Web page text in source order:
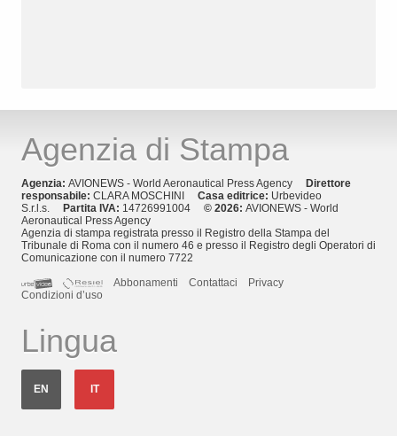
Agenzia di Stampa
Agenzia: AVIONEWS - World Aeronautical Press Agency
Direttore
responsabile: CLARA MOSCHINI Casa editrice: Urbevideo
S.r.l.s.
Partita IVA: 14726991004 © 2026: AVIONEWS - World
Aeronautical Press Agency
Agenzia di stampa registrata presso il Registro della Stampa del
Tribunale di Roma con il numero 46 e presso il Registro degli Operatori di
Comunicazione con il numero 7722
Abbonamenti
Contattaci
Privacy
Condizioni d’uso
Lingua
EN IT